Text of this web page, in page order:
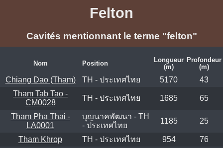
Felton
Cavités mentionnant le terme "felton"
Nom Position
Longueur
(m)
Profondeur
(m)
Chiang Dao (Tham) TH - ประเทศไทย 5170
43
Tham Tab Tao -
CM0028
TH - ประเทศไทย 1685 65
Tham Pha Thai -
LA0001
บุญนาคพัฒนา - TH
- ประเทศไทย
1185 25
Tham Khrop TH - ประเทศไทย 954
76